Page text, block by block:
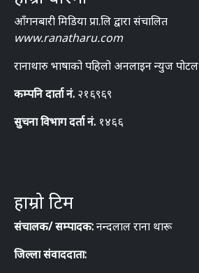
आँगनबारी मिडिया प्रा.लि द्वारा संचालित
www.ranatharu.com
रानाथारु भाषाको पहिलो अनलाइन न्युज पोटल
कम्पनि दार्ता नं. २१६९६९
सुचना विभाग दर्ता नं. १४६६
हाम्रो टिम
संचालक/ सम्पादक:नन्दलाल राना थारू
जिल्ला संवाददाता: